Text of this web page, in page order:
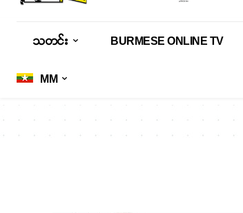
သတင်း BURMESE ONLINE TV
MM